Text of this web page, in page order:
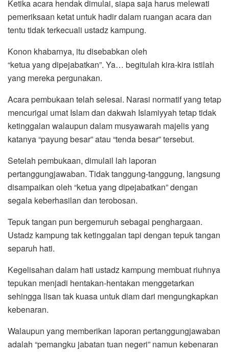
Ketika acara hendak dimulai, siapa saja harus melewati
pemeriksaan ketat untuk hadir dalam ruangan acara dan
tentu tidak terkecuali ustadz kampung.
Konon khabarnya, itu disebabkan oleh
“ketua yang dipejabatkan”. Ya… begitulah kira-kira istilah
yang mereka pergunakan.
Acara pembukaan telah selesai. Narasi normatif yang tetap
mencurigai umat Islam dan dakwah Islamiyyah tetap tidak
ketinggalan walaupun dalam musyawarah majelis yang
katanya “payung besar” atau “tenda besar” tersebut.
Setelah pembukaan, dimulail lah laporan
pertanggungjawaban. Tidak tanggung-tanggung, langsung
disampaikan oleh “ketua yang dipejabatkan” dengan
segala keberhasilan dan terobosan.
Tepuk tangan pun bergemuruh sebagai penghargaan.
Ustadz kampung tak ketinggalan tapi dengan tepuk tangan
separuh hati.
Kegelisahan dalam hati ustadz kampung membuat riuhnya
tepukan menjadi hentakan-hentakan menggetarkan
sehingga lisan tak kuasa untuk diam dari mengungkapkan
kebenaran.
Walaupun yang memberikan laporan pertanggungjawaban
adalah “pemangku jabatan tuan negeri” namun kebenaran